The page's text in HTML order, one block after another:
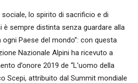
sociale, lo spirito di sacrificio e di
è sempre distinta senza guardare alla
Paese del mondo”: con questa
Nazionale Alpini ha ricevuto a
d’onore 2019 de “L’uomo della
Scepi, attribuito dal Summit mondiale